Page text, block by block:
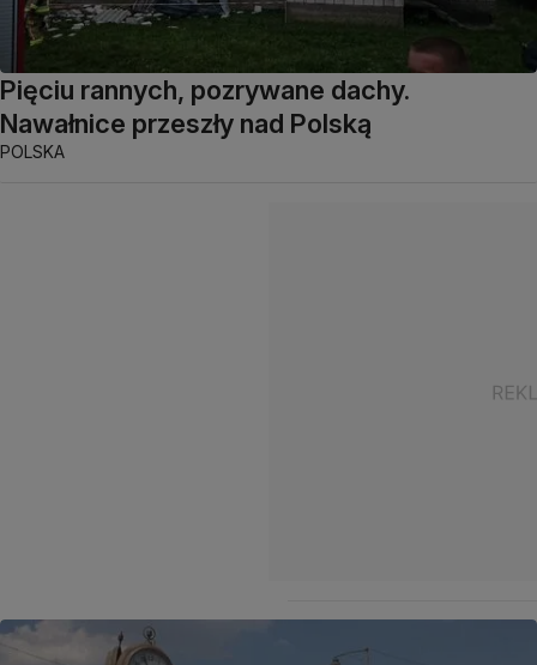
Pięciu rannych, pozrywane dachy.
Nawałnice przeszły nad Polską
POLSKA